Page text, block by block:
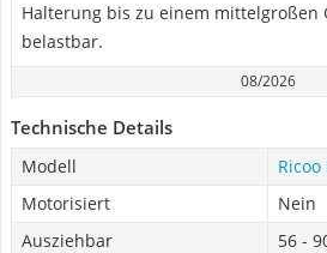
Halterung bis zu einem mittelgroßen
belastbar.
08/2026
Technische Details
Modell
Ricoo
Motorisiert
Nein
Ausziehbar
56 -